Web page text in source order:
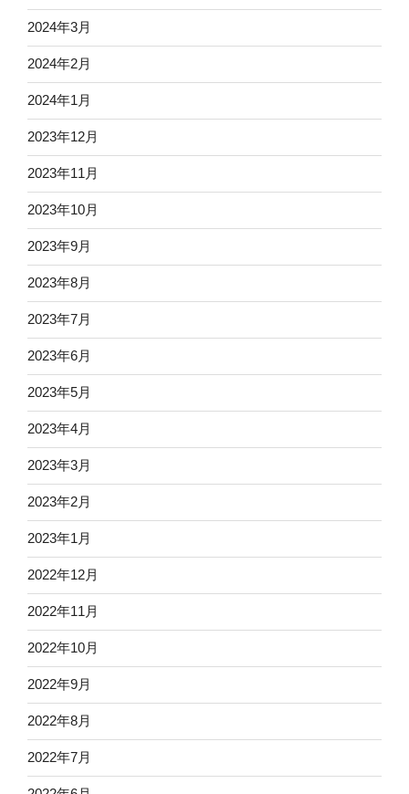
2024年3月
2024年2月
2024年1月
2023年12月
2023年11月
2023年10月
2023年9月
2023年8月
2023年7月
2023年6月
2023年5月
2023年4月
2023年3月
2023年2月
2023年1月
2022年12月
2022年11月
2022年10月
2022年9月
2022年8月
2022年7月